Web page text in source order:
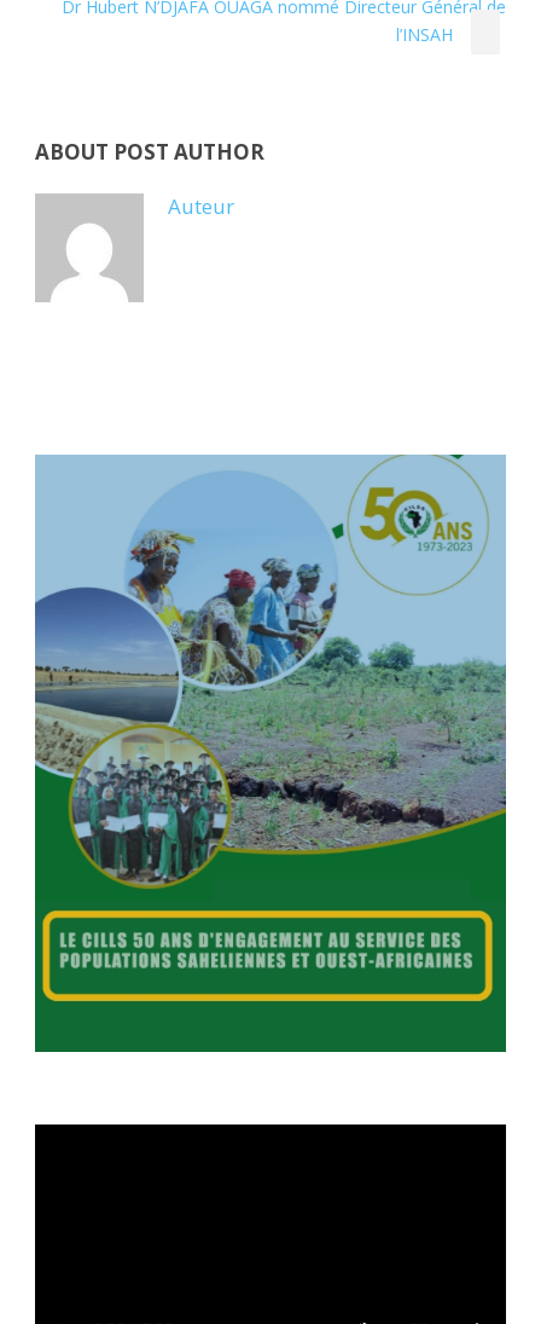
Dr Hubert N’DJAFA OUAGA nommé Directeur Général de
l’INSAH
ABOUT POST AUTHOR
Auteur